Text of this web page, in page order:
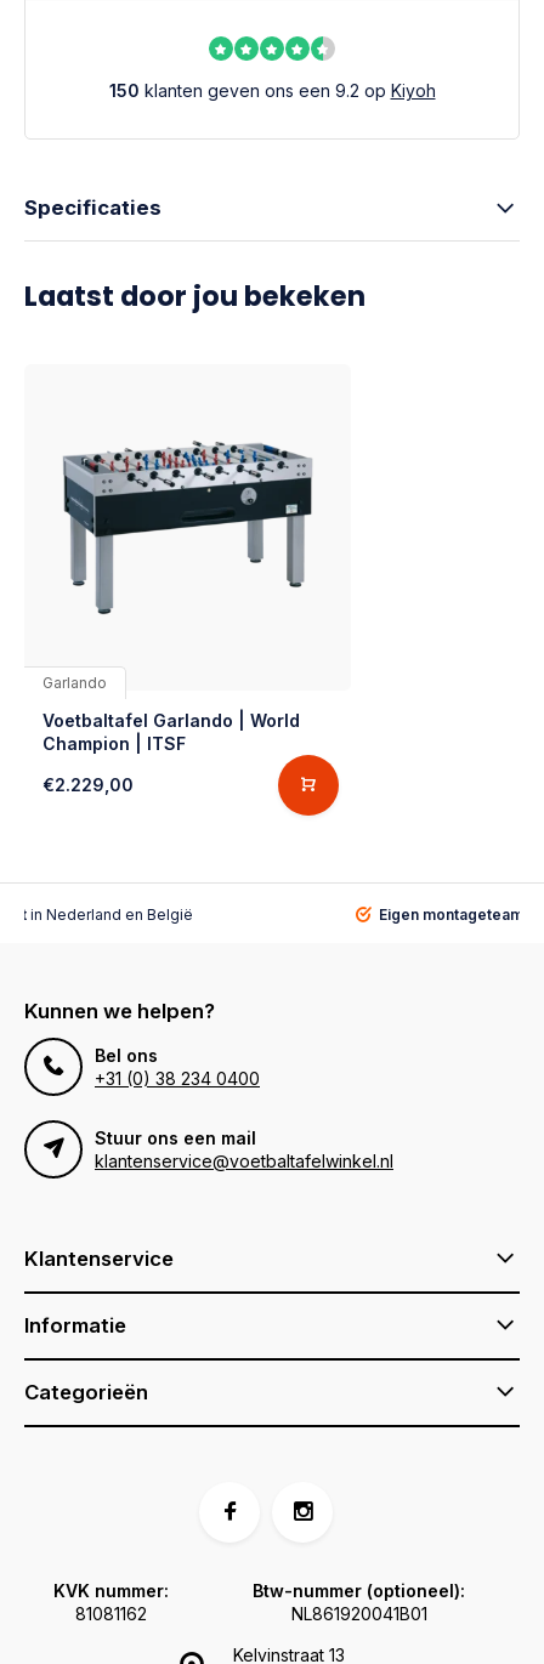
150 klanten geven ons een 9.2 op Kiyoh
Specificaties
Laatst door jou bekeken
Garlando
Voetbaltafel Garlando | World
Champion | ITSF
€2.229,00
in Nederland en België Eigen montageteam
Kunnen we helpen?
Bel ons
+31 (0) 38 234 0400
Stuur ons een mail
klantenservice@voetbaltafelwinkel.nl
Klantenservice
Informatie
Categorieën
Kelvinstraat 13
KVK nummer:
81081162
Btw-nummer (optioneel):
NL861920041B01